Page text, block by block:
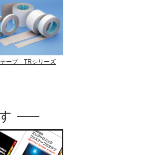
ープ TRシリーズ